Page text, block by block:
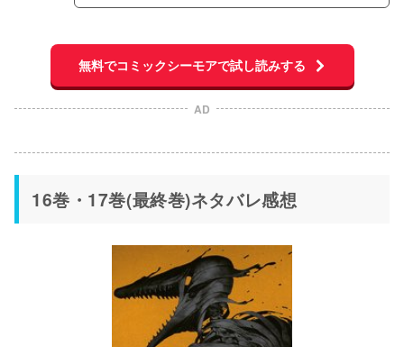
無料でコミックシーモアで試し読みする
AD
16巻・17巻(最終巻)ネタバレ感想